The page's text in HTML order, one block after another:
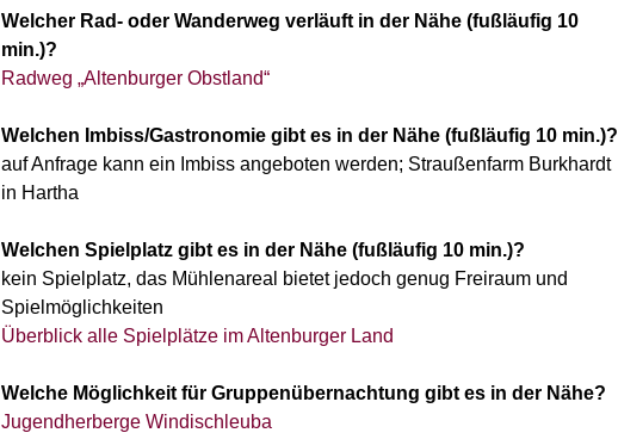
Welcher Rad- oder Wanderweg verläuft in der Nähe (fußläufig 10
min.)?
Radweg „Altenburger Obstland“
Welchen Imbiss/Gastronomie gibt es in der Nähe (fußläufig 10 min.)?
auf Anfrage kann ein Imbiss angeboten werden; Straußenfarm Burkhardt
in Hartha
Welchen Spielplatz gibt es in der Nähe (fußläufig 10 min.)?
kein Spielplatz, das Mühlenareal bietet jedoch genug Freiraum und
Spielmöglichkeiten
Überblick alle Spielplätze im Altenburger Land
Welche Möglichkeit für Gruppenübernachtung gibt es in der Nähe?
Jugendherberge Windischleuba